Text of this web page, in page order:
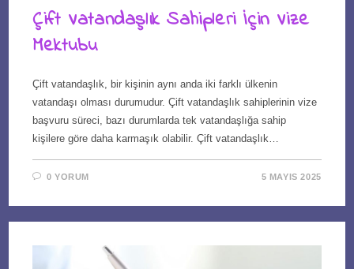
Çift Vatandaşlık Sahipleri İçin Vize
Mektubu
Çift vatandaşlık, bir kişinin aynı anda iki farklı ülkenin
vatandaşı olması durumudur. Çift vatandaşlık sahiplerinin vize
başvuru süreci, bazı durumlarda tek vatandaşlığa sahip
kişilere göre daha karmaşık olabilir. Çift vatandaşlık…
0 YORUM 5 MAYIS 2025